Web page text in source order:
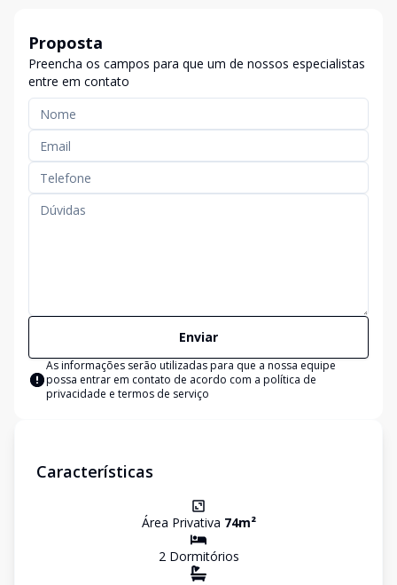
Proposta
Preencha os campos para que um de nossos especialistas
entre em contato
Enviar
As informações serão utilizadas para que a nossa equipe
possa entrar em contato de acordo com a política de
privacidade e termos de serviço
Características
Área Privativa 74m²
2Dormitórios